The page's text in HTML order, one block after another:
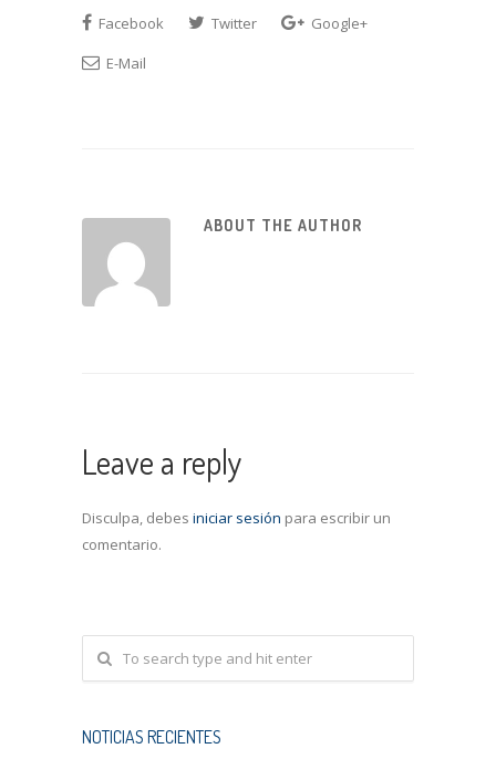
Facebook Twitter
Google+
E-Mail
ABOUT THE AUTHOR
Leave a reply
Disculpa, debes iniciar sesión para escribir un
comentario.
NOTICIAS RECIENTES